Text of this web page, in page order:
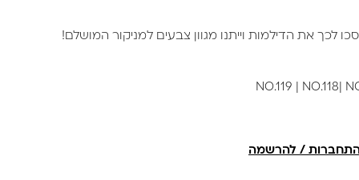
לכך את הדילמות וייתנו מגוון צבעים למניקור המושלם!
NO.119 | NO.118|
/ להרשמה